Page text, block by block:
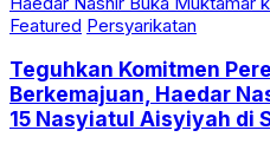
Featured Persyarikatan
Teguhkan Komitmen
Berkemajuan, Haedar
15 Nasyiatul Aisyiyah di